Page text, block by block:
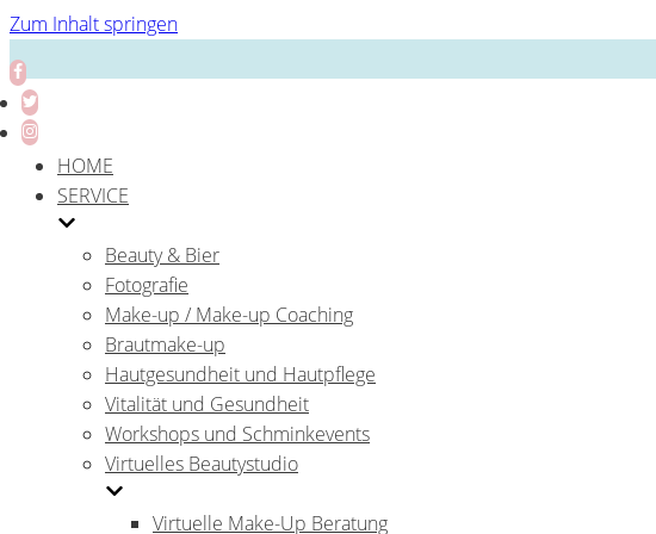
Zum Inhalt springen
HOME
SERVICE
Beauty & Bier
Fotografie
Make-up / Make-up Coaching
Brautmake-up
Hautgesundheit und Hautpflege
Vitalität und Gesundheit
Workshops und Schminkevents
Virtuelles Beautystudio
Virtuelle Make-Up Beratung